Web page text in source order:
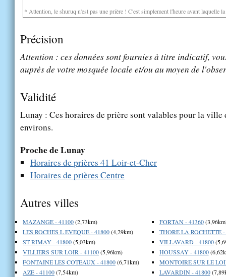
* Attention, le shuruq n'est pas une prière ! C'est simplement l'heure avant laquelle
Précision
Attention : ces données sont fournies à titre indicatif,
auprès de votre mosquée locale et/ou au moyen de
Validité
Lunay : Ces horaires de prière sont valables pour la ville
environs.
Proche de Lunay
Horaires de prières 41 Loir-et-Cher
Horaires de prières Centre
Autres villes
MAZANGE - 41100(2,73km)
LES ROCHES L EVEQUE - 41800(4,29km)
ST RIMAY - 41800(5,03km)
VILLIERS SUR LOIR - 41100(5,96km)
FONTAINE LES COTEAUX - 41800(6,71km)
AZE - 41100(7,54km)
FORTAN - 41360
THORE LA ROCHETTE -
VILLAVARD - 41800
HOUSSAY - 41800
MONTOIRE SUR LE
LAVARDIN - 41800